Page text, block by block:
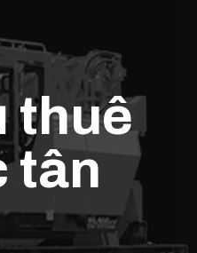
thuê
tân